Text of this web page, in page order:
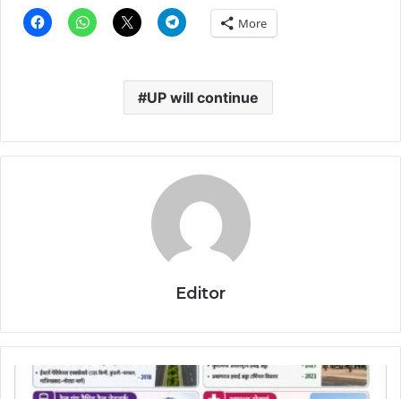
More
UP will continue
Editor